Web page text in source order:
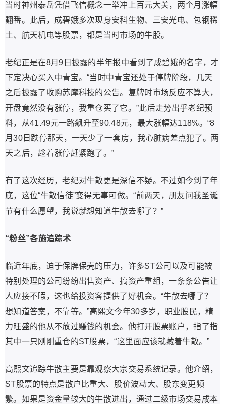
当时神州泰岳凭借飞信概念一举冲上百元大关，两个月涨幅
翻番。此后，成碧娥多次现身安科生物、三安光电、包钢稀
土、航天机电等股票，都是当时市场的牛股。
老纪正是在8月9日披露的半年报中看到了成碧娥的名字，才
下定决心买入中青宝。“当时中青宝还处于停牌阶段，几天
之后披露了收购苏摩科技的公告。复牌时市场反应不算大，
开盘竟然没有涨停，我重仓买了它。”此后走势出乎老纪预
料，从41.49元一路飙升至90.48元，最大涨幅达118%。“8
月30日跌停那天，一天少了一套房，我心脏病差点犯了。两
天之后，趁着涨停赶紧跑了。”
有了这次经历，老纪对牛散更是深信不疑。不过如今到了年
底，这位“牛散信徒”变得无事可做。“前两天，朋友问我圣诞
节有什么愿望，我说就想知道牛散去哪了？”
“粉丝”各施追踪术
临近年底，迫于保牌保壳的压力，许多ST公司以及可能被
特别处理的公司纷纷出售资产、搞资产重组，一条条公告让
人应接不暇，这也给投资客提供了好机会。“牛散去哪了？
想知道答案，不靠等。”高熙文今年30多岁，职业股民，精
力旺盛的他从不放过赚钱的机会。他打开股票账户，指了指
其中一只刚刚重仓的ST股票，“这里面应该就藏着牛散。”
高熙文追踪牛散主要是靠观察大宗交易系统记录。他介绍，
ST股票的特点是散户比重大、股价波动大、股东变更频
繁。如果是资金量较大的牛散进出，通过二级市场交易成本